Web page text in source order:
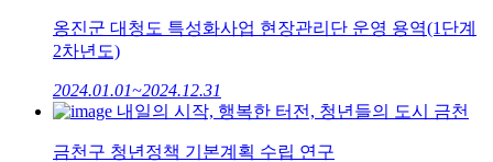
옹진군 대청도 특성화사업 현장관리단 운영 용역(1단계
2차년도)
2024.01.01~2024.12.31
내일의 시작, 행복한 터전, 청년들의 도시 금천
금천구 청년정책 기본계획 수립 연구